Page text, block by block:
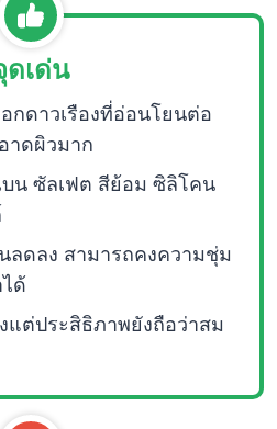
ดเด่น
กดาวเรืองที่อ่อนโยนต่อ
าดผิวมาก
บน ซัลเฟต สีย้อม ซิลิโคน
ลดลง สามารถคงความชุ่ม
ด้
แต่ประสิธิภาพยังถือว่าสม